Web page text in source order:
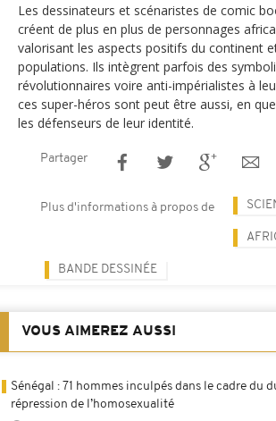
Les dessinateurs et scénaristes de comic
créent de plus en plus de personnages
valorisant les aspects positifs du continent
populations. Ils intègrent parfois des
révolutionnaires voire anti-impérialistes à
ces super-héros sont peut être aussi, en
les défenseurs de leur identité.
Partager
Plus d'informations à propos de
BANDE DESSINÉE
VOUS AIMEREZ AUSSI
Sénégal : 71 hommes inculpés dans le cadre du
répression de l’homosexualité